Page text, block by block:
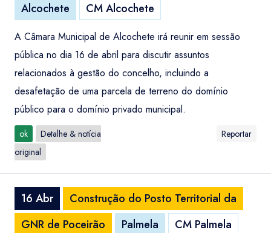
Alcochete
CM Alcochete
A Câmara Municipal de Alcochete irá reunir em sessão
pública no dia 16 de abril para discutir assuntos
relacionados à gestão do concelho, incluindo a
desafetação de uma parcela de terreno do domínio
público para o domínio privado municipal.
ok
Detalhe & notícia
original
Reportar
16 Abr
Construção do Posto Territorial da
GNR de Poceirão
Palmela CM Palmela